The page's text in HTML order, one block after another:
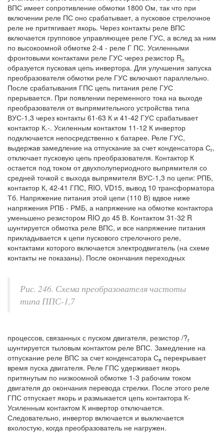
ВПС имеет сопротивление обмотки 1800 Ом, так что при
включении реле ПС оно срабатывает, а пусковое стрелочное
реле не притягивает якорь. Через контакты реле ВПС
включается групповое управляющее реле ГУС, а вслед за ним
по высокоомной обмотке 2-4 - реле Г ПС. Усиленными
фронтовыми контактами реле ГУС через резистор Rn
образуется пусковая цепь инвертора. Для улучшения запуска
преобразователя обмотки реле ГУС включают параллельно.
После срабатывания ГПС цепь питания реле ГУС
прерывается. При появлении переменного тока на выходе
преобразователя от выпрямительного устройства типа
ВУС-1,3 через контакты 61-63 К и 41-42 ГУС срабатывает
контактор К.-. Усиленным контактом 11-12 К инвертор
подключается непосредственно к батарее. Реле ГУС,
выдержав замедление на отпускание за счет конденсатора Сг,
отключает пусковую цепь преобразователя. Контактор К
остается под током от двухполупериодного выпрямителя со
средней точкой с выхода выпрямителя ВУС-1,3 по цепи: РПБ,
контактор К, 42-41 ГПС, RIO, VD15, вывод 10 трансформатора
Тб. Напряжение питания этой цепи (110 В) вдвое ниже
напряжения РПБ - РМБ, а напряжение на обмотке контактора
уменьшено резистором RIO до 45 В. Контактом 31-32 R
шунтируется обмотка реле ВПС, и все напряжение питания
прикладывается к цепи пускового стрелочного реле,
контактами которого включается электродвигатель (на схеме
контакты не показаны). После окончания переходных
Рис. 246. Схема преобразователя частоты
типа ППС-1,7
процессов, связанных с пуском двигателя, резистор /?г
шунтируется тыловым контактом реле ВПС. Замедление на
отпускание реле ВПС за счет конденсатора Св перекрывает
время пуска двигателя. Реле ГПС удерживает якорь
притянутым по низкоомной обмотке 1-3 рабочим током
двигателя до окончания перевода стрелки. После этого реле
ГПС отпускает якорь и размыкается цепь контактора К-
Усиленным контактом К инвертор отключается.
Следовательно, инвертор включается и выключается
вхолостую, когда преобразователь не нагружен.